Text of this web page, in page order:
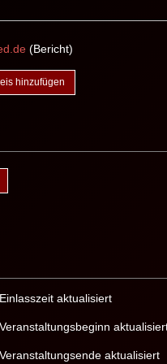
(Bericht)
hinzufügen
aktualisiert
aktualisiert